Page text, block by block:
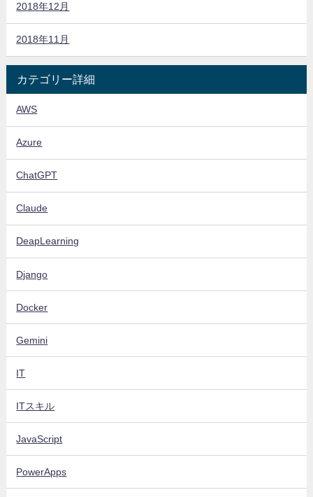
2018年12月
2018年11月
カテゴリー詳細
AWS
Azure
ChatGPT
Claude
DeapLearning
Django
Docker
Gemini
IT
ITスキル
JavaScript
PowerApps